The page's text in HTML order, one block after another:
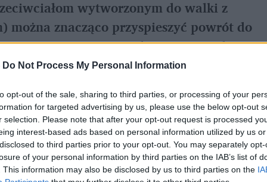
Do Not Process My Personal Information
opt-out of the sale, sharing to third parties, or processing of your
for targeted advertising by us, please use the below opt-out
selection. Please note that after your opt-out request is processed
interest-based ads based on personal information utilized by us
to third parties prior to your opt-out. You may separately
of your personal information by third parties on the IAB’s list of
This information may also be disclosed by us to third parties on the
wytworzonym do walki z
znacząco przyspieszyć powrót do
immunoterapii w leczeniu covid-19,
American Medical Association".
krwi ozdrowieńców
koronawirusowi, wymyślamy noweleki na
może być prostsze niż mogłoby się